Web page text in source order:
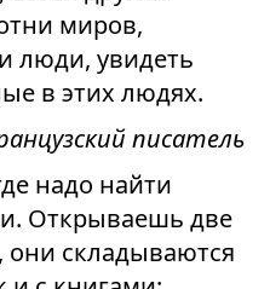
миров,
люди, увидеть
в этих людях.
писатель
надо найти
Открываешь две
они складываются